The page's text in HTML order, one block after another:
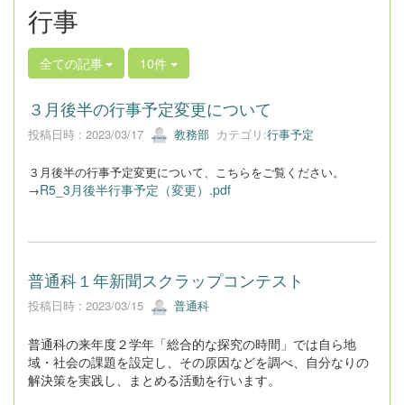
行事
全ての記事 10件
３月後半の行事予定変更について
投稿日時 : 2023/03/17 教務部 カテゴリ:行事予定
３月後半の行事予定変更について、こちらをご覧ください。
→R5_3月後半行事予定（変更）.pdf
普通科１年新聞スクラップコンテスト
投稿日時 : 2023/03/15 普通科
普通科の来年度２学年「総合的な探究の時間」では自ら地
域・社会の課題を設定し、その原因などを調べ、自分なりの
解決策を実践し、まとめる活動を行います。